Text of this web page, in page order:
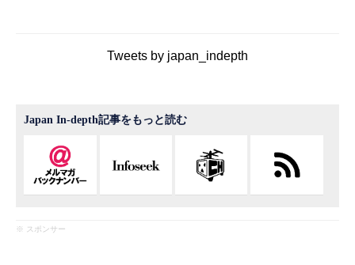
Tweets by japan_indepth
Japan In-depth記事をもっと読む
※ スポンサー